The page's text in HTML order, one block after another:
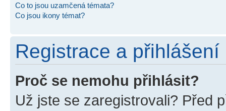
Co to jsou uzamčená témata?
Co jsou ikony témat?
Registrace a přihlášení
Proč se nemohu přihlásit?
Už jste se zaregistrovali? Před